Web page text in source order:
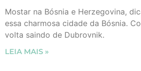
Mostar na Bósnia e Herzegovina,
essa charmosa cidade da Bósnia.
volta saindo de Dubrovnik.
LEIA MAIS »